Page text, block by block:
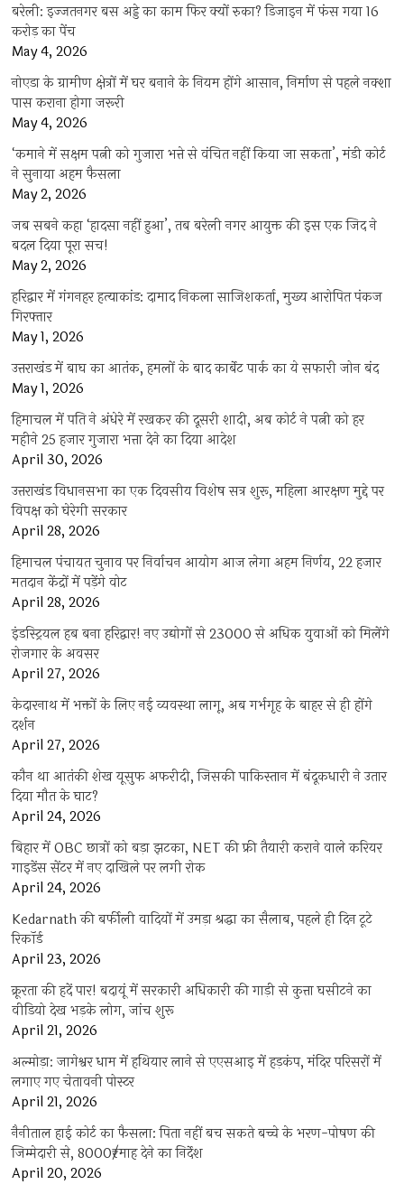
बरेली: इज्जतनगर बस अड्डे का काम फिर क्यों रुका? डिजाइन में फंस गया 16
करोड़ का पेंच
May 4, 2026
नोएडा के ग्रामीण क्षेत्रों में घर बनाने के नियम होंगे आसान, निर्माण से पहले नक्शा
पास कराना होगा जरूरी
May 4, 2026
‘कमाने में सक्षम पत्नी को गुजारा भत्ते से वंचित नहीं किया जा सकता’, मंडी कोर्ट
ने सुनाया अहम फैसला
May 2, 2026
जब सबने कहा ‘हादसा नहीं हुआ’, तब बरेली नगर आयुक्त की इस एक जिद ने
बदल दिया पूरा सच!
May 2, 2026
हरिद्वार में गंगनहर हत्याकांड: दामाद निकला साजिशकर्ता, मुख्य आरोपित पंकज
गिरफ्तार
May 1, 2026
उत्तराखंड में बाघ का आतंक, हमलों के बाद कार्बेट पार्क का ये सफारी जोन बंद
May 1, 2026
हिमाचल में पति ने अंधेरे में रखकर की दूसरी शादी, अब कोर्ट ने पत्नी को हर
महीने 25 हजार गुजारा भत्ता देने का दिया आदेश
April 30, 2026
उत्तराखंड विधानसभा का एक दिवसीय विशेष सत्र शुरू, महिला आरक्षण मुद्दे पर
विपक्ष को घेरेगी सरकार
April 28, 2026
हिमाचल पंचायत चुनाव पर निर्वाचन आयोग आज लेगा अहम निर्णय, 22 हजार
मतदान केंद्रों में पड़ेंगे वोट
April 28, 2026
इंडस्ट्रियल हब बना हरिद्वार! नए उद्योगों से 23000 से अधिक युवाओं को मिलेंगे
रोजगार के अवसर
April 27, 2026
केदारनाथ में भक्तों के लिए नई व्यवस्था लागू, अब गर्भगृह के बाहर से ही होंगे
दर्शन
April 27, 2026
कौन था आतंकी शेख यूसुफ अफरीदी, जिसकी पाकिस्तान में बंदूकधारी ने उतार
दिया मौत के घाट?
April 24, 2026
बिहार में OBC छात्रों को बड़ा झटका, NET की फ्री तैयारी कराने वाले करियर
गाइडेंस सेंटर में नए दाखिले पर लगी रोक
April 24, 2026
Kedarnath की बर्फीली वादियों में उमड़ा श्रद्धा का सैलाब, पहले ही दिन टूटे
रिकॉर्ड
April 23, 2026
क्रूरता की हदें पार! बदायूं में सरकारी अधिकारी की गाड़ी से कुत्ता घसीटने का
वीडियो देख भड़के लोग, जांच शुरू
April 21, 2026
अल्मोड़ा: जागेश्वर धाम में हथियार लाने से एएसआइ में हड़कंप, मंदिर परिसरों में
लगाए गए चेतावनी पोस्टर
April 21, 2026
नैनीताल हाई कोर्ट का फैसला: पिता नहीं बच सकते बच्चे के भरण-पोषण की
जिम्मेदारी से, 8000₹/माह देने का निर्देश
April 20, 2026